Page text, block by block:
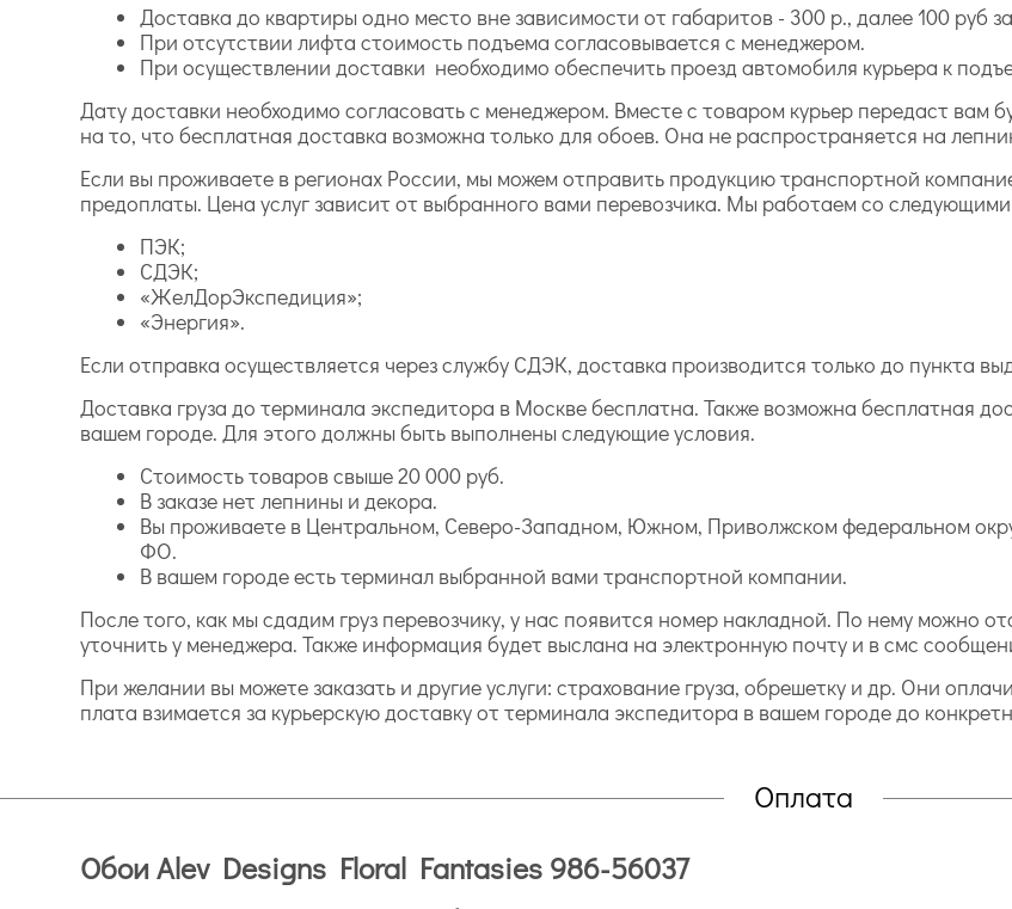
Доставка до квартиры одно место вне зависимости от габаритов - 300 р., далее 100 руб
При отсутствии лифта стоимость подъема согласовывается с менеджером.
При осуществлении доставки необходимо обеспечить проезд автомобиля курьера к
Дату доставки необходимо согласовать с менеджером. Вместе с товаром курьер передаст
на то, что бесплатная доставка возможна только для обоев. Она не распространяется на
Если вы проживаете в регионах России, мы можем отправить продукцию транспортной
предоплаты. Цена услуг зависит от выбранного вами перевозчика. Мы работаем со
ПЭК;
СДЭК;
«ЖелДорЭкспедиция»;
«Энергия».
Если отправка осуществляется через службу СДЭК, доставка производится только до пункта
Доставка груза до терминала экспедитора в Москве бесплатна. Также возможна бесплатная
вашем городе. Для этого должны быть выполнены следующие условия.
Стоимость товаров свыше 20 000 руб.
В заказе нет лепнины и декора.
Вы проживаете в Центральном, Северо-Западном, Южном, Приволжском федеральном
ФО.
В вашем городе есть терминал выбранной вами транспортной компании.
После того, как мы сдадим груз перевозчику, у нас появится номер накладной. По нему можно
уточнить у менеджера. Также информация будет выслана на электронную почту и в смс
При желании вы можете заказать и другие услуги: страхование груза, обрешетку и др. Они
плата взимается за курьерскую доставку от терминала экспедитора в вашем городе до
Оплата
Обои Alev Designs Floral Fantasies 986-56037